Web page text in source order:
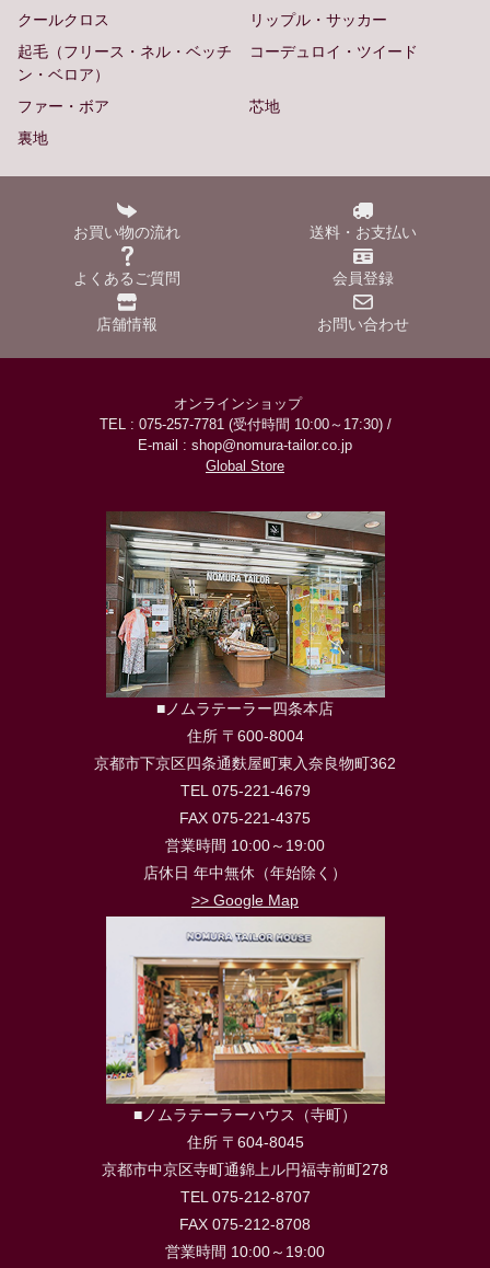
クールクロス
リップル・サッカー
起毛（フリース・ネル・ベッチ
ン・ベロア）
コーデュロイ・ツイード
ファー・ボア
芯地
裏地
お買い物の流れ 送料・お支払い
よくあるご質問 会員登録
店舗情報 お問い合わせ
オンラインショップ
TEL : 075-257-7781 (受付時間 10:00～17:30) /
E-mail : shop@nomura-tailor.co.jp
Global Store
■ノムラテーラー四条本店
住所 〒600-8004
京都市下京区四条通麩屋町東入奈良物町362
TEL 075-221-4679
FAX 075-221-4375
営業時間 10:00～19:00
店休日 年中無休（年始除く）
>> Google Map
■ノムラテーラーハウス（寺町）
住所 〒604-8045
京都市中京区寺町通錦上ル円福寺前町278
TEL 075-212-8707
FAX 075-212-8708
営業時間 10:00～19:00